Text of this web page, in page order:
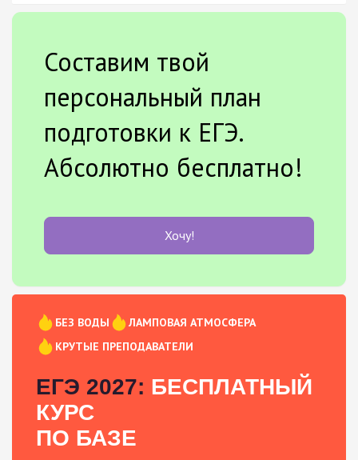
Составим твой
персональный план
подготовки к ЕГЭ.
Абсолютно бесплатно!
Хочу!
БЕЗ ВОДЫ
ЛАМПОВАЯ АТМОСФЕРА
КРУТЫЕ ПРЕПОДАВАТЕЛИ
ЕГЭ 2027: БЕСПЛАТНЫЙ
КУРС
ПО БАЗЕ